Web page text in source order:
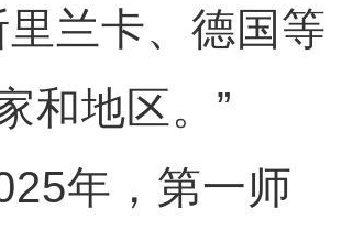
兰卡、德国等
和地区。”
年，第一师